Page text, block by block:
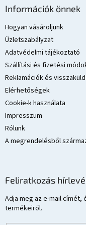
Információk önnek
Hogyan vásároljunk
Üzletszabályzat
Adatvédelmi tájékoztató
Szállítási és fizetési
Reklamációk és
Elérhetőségek
Cookie-k használata
Impresszum
Rólunk
A megrendelésből
Feliratkozás
Adja meg az e-mail címét,
termékeiről.